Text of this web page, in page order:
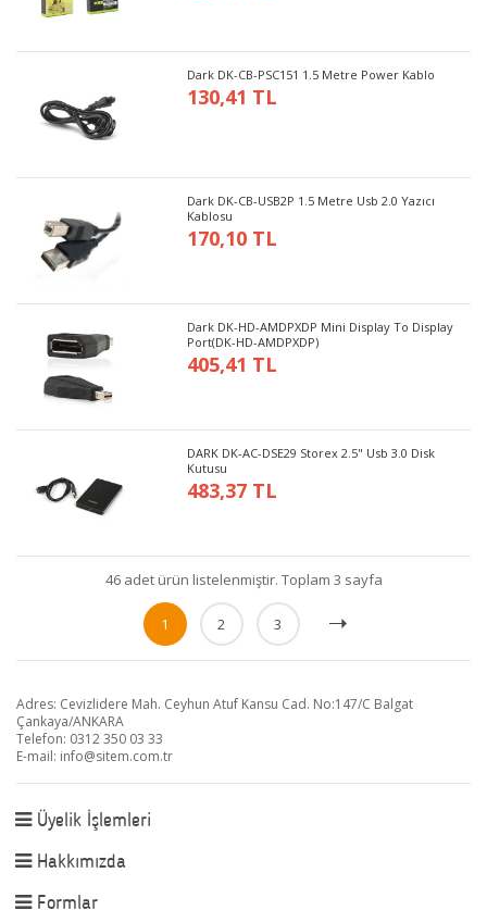
Dark DK-CB-PSC151 1.5 Metre Power Kablo
130,41 TL
Dark DK-CB-USB2P 1.5 Metre Usb 2.0 Yazıcı
Kablosu
170,10 TL
Dark DK-HD-AMDPXDP Mini Display To Display
Port(DK-HD-AMDPXDP)
405,41 TL
DARK DK-AC-DSE29 Storex 2.5" Usb 3.0 Disk
Kutusu
483,37 TL
46 adet ürün listelenmiştir. Toplam 3 sayfa
1 2 3
Adres: Cevizlidere Mah. Ceyhun Atuf Kansu Cad. No:147/C Balgat
Çankaya/ANKARA
Telefon: 0312 350 03 33
E-mail: info@sitem.com.tr
Üyelik İşlemleri
Hakkımızda
Formlar